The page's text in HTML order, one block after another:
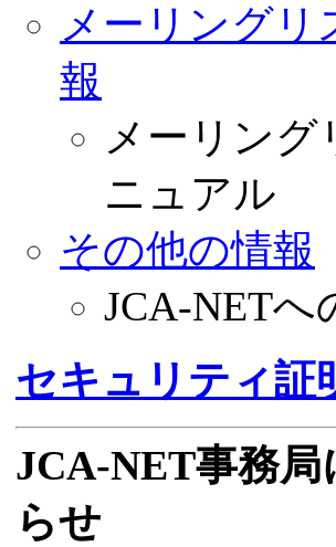
メーリング
報
メーリン
ニュアル
その他の情報
JCA-NET
セキュリティ証
JCA-NET事務
らせ